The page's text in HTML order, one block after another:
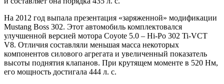
На 2012 год выпала презентация «заряженной» модификации
Mustang Boss 302. Этот автомобиль комплектовался
улучшенной версией мотора Coyote 5.0 – Hi-Po 302 Ti-VCT
V8. Отличия составляли меньшая масса некоторых
компонентов силового агрегата и увеличенный показатель
высоты поднятия клапанов. При крутящем моменте в 520 Нм,
его мощность достигала 444 л. с.